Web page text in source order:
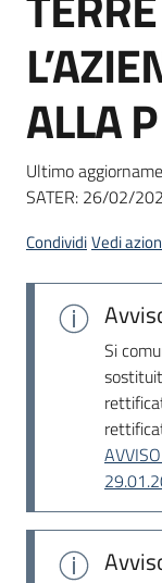
ALLA P
Ultimo
SATER: 26/02/
CondividiVedi
Si